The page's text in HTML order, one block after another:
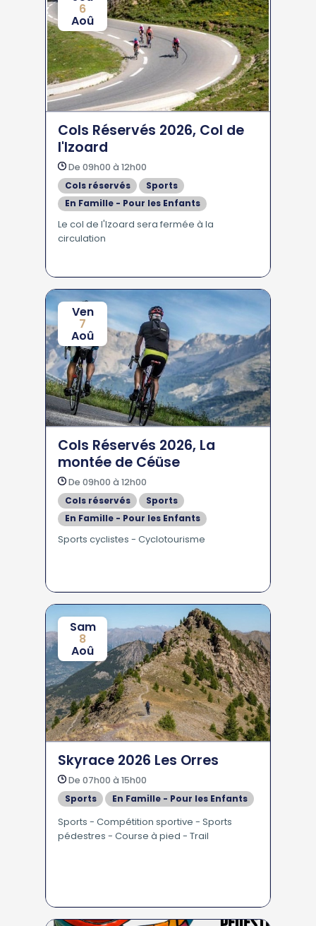
6
Aoû
Cols Réservés 2026, Col de
l'Izoard
De 09h00 à 12h00
Cols réservés
Sports
En Famille - Pour les Enfants
Le col de l'Izoard sera fermée à la
circulation
Ven
7
Aoû
Cols Réservés 2026, La
montée de Céüse
De 09h00 à 12h00
Cols réservés
Sports
En Famille - Pour les Enfants
Sports cyclistes - Cyclotourisme
Sam
8
Aoû
Skyrace 2026 Les Orres
De 07h00 à 15h00
Sports
En Famille - Pour les Enfants
Sports - Compétition sportive - Sports
pédestres - Course à pied - Trail